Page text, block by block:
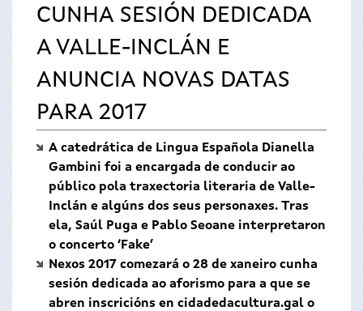
aquíCUNHA SESIÓN DEDICADA
A VALLE-INCLÁN E
ANUNCIA NOVAS DATAS
PARA 2017
A catedrática de Lingua Española Dianella
Gambini foi a encargada de conducir ao
público pola traxectoria literaria de Valle-
Inclán e algúns dos seus personaxes. Tras
ela, Saúl Puga e Pablo Seoane interpretaron
o concerto ‘Fake’
Nexos 2017 comezará o 28 de xaneiro cunha
sesión dedicada ao aforismo para a que se
abren inscricións en cidadedacultura.gal o